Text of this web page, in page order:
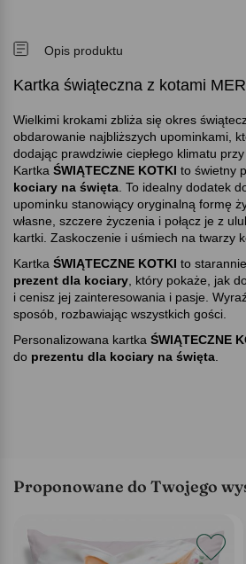
Opis produktu
Kartka świąteczna z kotami
Wielkimi krokami zbliża się okres
obdarowanie najbliższych upominkami,
dodając prawdziwie ciepłego klimatu
Kartka ŚWIĄTECZNE KOTKI to świetny
kociary na święta . To idealny dodatek
upominku stanowiący oryginalną formę
własne, szczere życzenia i połącz je z
kartki. Zaskoczenie i uśmiech na twarzy
Kartka ŚWIĄTECZNE KOTKI to
prezent dla kociary , który pokaże, jak
i cenisz jej zainteresowania i pasje.
sposób, rozbawiając wszystkich gości.
Personalizowana kartka ŚWIĄTECZNE
do prezentu dla kociary na święta
Proponowane do Twojego